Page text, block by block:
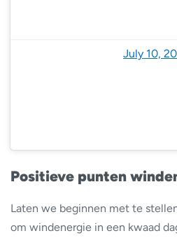
July 10,
Positieve punten
Laten we beginnen met te
om windenergie in een kwaad